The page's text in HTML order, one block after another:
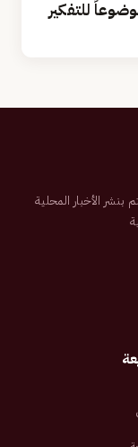
للتفكير
سعودية تم تأسيسها عام 2007م تهتم بنشر الأخبار المحلية